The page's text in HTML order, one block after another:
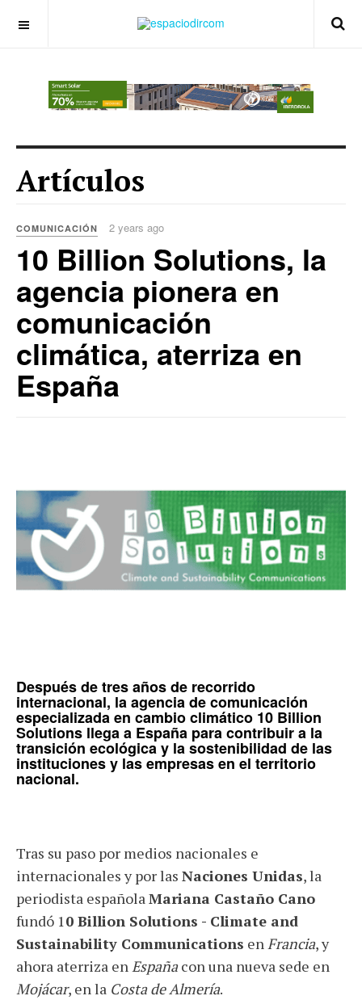
Artículos
COMUNICACIÓN 2 years ago
10 Billion Solutions, la
agencia pionera en
comunicación
climática, aterriza en
España
Después de tres años de recorrido
internacional, la agencia de comunicación
especializada en cambio climático 10 Billion
Solutions llega a España para contribuir a la
transición ecológica y la sostenibilidad de las
instituciones y las empresas en el territorio
nacional.
Tras su paso por medios nacionales e
internacionales y por las Naciones Unidas, la
periodista españolaMariana Castaño Cano
fundó 10 Billion Solutions - Climate and
Sustainability Communications enFrancia, y
ahora aterriza enEspañacon una nueva sede en
Mojácar, en la Costa de Almería.